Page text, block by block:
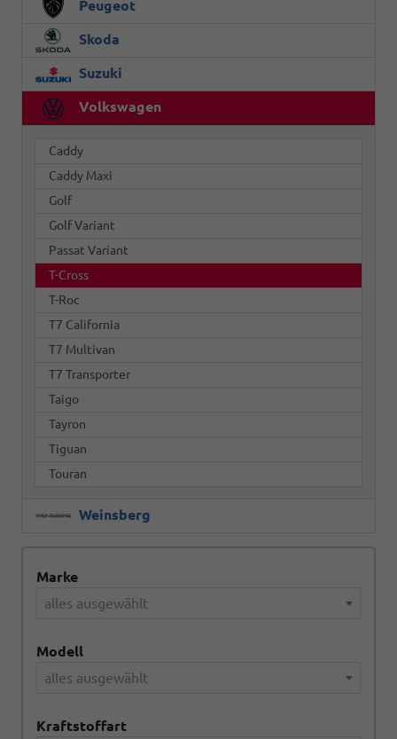
Peugeot
Skoda
Suzuki
Volkswagen
Caddy
Caddy Maxi
Golf
Golf Variant
Passat Variant
T-Cross
T-Roc
T7 California
T7 Multivan
T7 Transporter
Taigo
Tayron
Tiguan
Touran
Weinsberg
Marke
alles ausgewählt
Modell
alles ausgewählt
Kraftstoffart